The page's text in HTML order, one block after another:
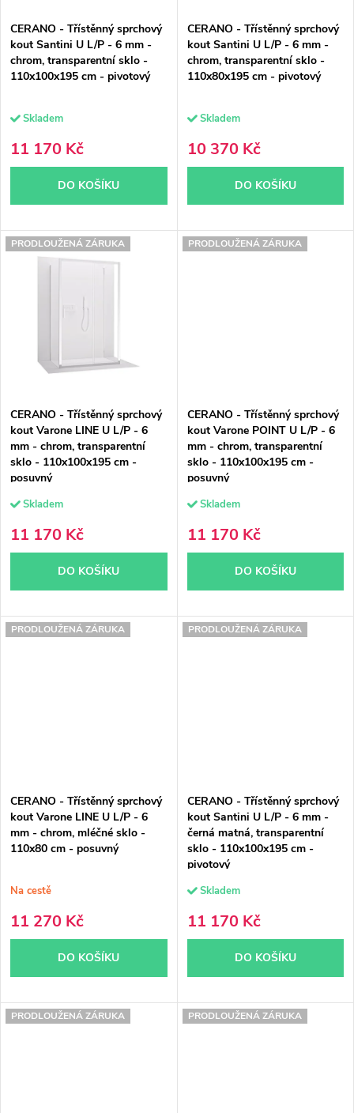
r
o
d
u
k
t
ů
r
o
u
k
t
ů
CERANO - Třístěnný sprchový
kout Santini U L/P - 6 mm -
chrom, transparentní sklo -
110x100x195 cm - pivotový
Skladem
11 170 Kč
DO KOŠÍKU
CERANO - Třístěnný sprchový
kout Santini U L/P - 6 mm -
chrom, transparentní sklo -
110x80x195 cm - pivotový
Skladem
10 370 Kč
DO KOŠÍKU
PRODLOUŽENÁ ZÁRUKA
CERANO - Třístěnný sprchový
kout Varone LINE U L/P - 6
mm - chrom, transparentní
sklo - 110x100x195 cm -
posuvný
Skladem
11 170 Kč
DO KOŠÍKU
PRODLOUŽENÁ ZÁRUKA
CERANO - Třístěnný sprchový
kout Varone POINT U L/P - 6
mm - chrom, transparentní
sklo - 110x100x195 cm -
posuvný
Skladem
11 170 Kč
DO KOŠÍKU
PRODLOUŽENÁ ZÁRUKA
CERANO - Třístěnný sprchový
kout Varone LINE U L/P - 6
mm - chrom, mléčné sklo -
110x80 cm - posuvný
Na cestě
11 270 Kč
DO KOŠÍKU
PRODLOUŽENÁ ZÁRUKA
CERANO - Třístěnný sprchový
kout Santini U L/P - 6 mm -
černá matná, transparentní
sklo - 110x100x195 cm -
pivotový
Skladem
11 170 Kč
DO KOŠÍKU
PRODLOUŽENÁ ZÁRUKA PRODLOUŽENÁ ZÁRUKA